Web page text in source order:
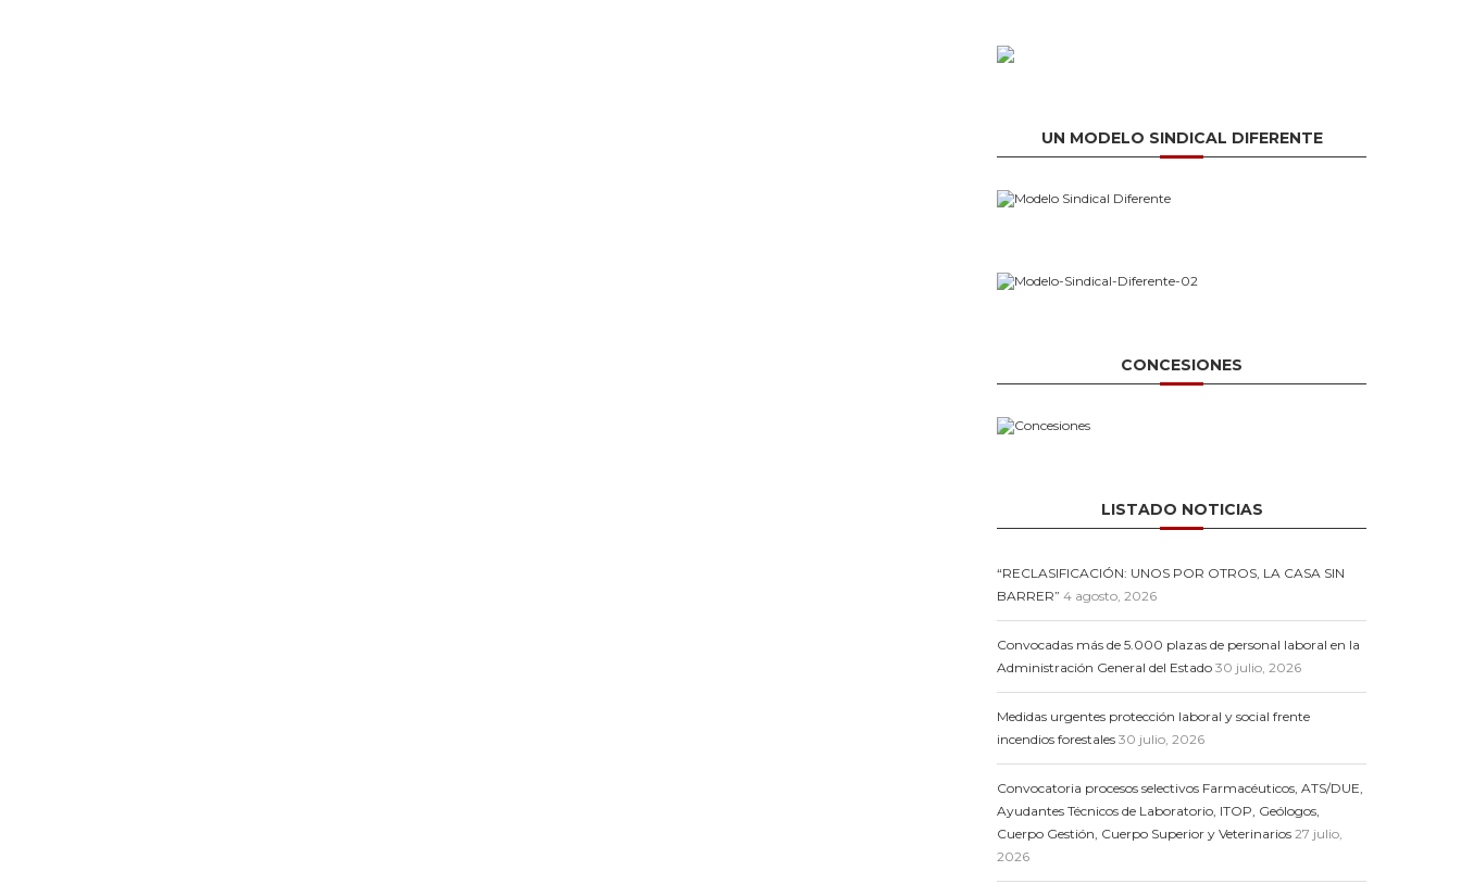
UN MODELO SINDICAL DIFERENTE
CONCESIONES
LISTADO NOTICIAS
“RECLASIFICACIÓN: UNOS POR OTROS, LA CASA SIN
BARRER” 4 agosto, 2026
Convocadas más de 5.000 plazas de personal laboral en la
Administración General del Estado 30 julio, 2026
Medidas urgentes protección laboral y social frente
incendios forestales 30 julio, 2026
Convocatoria procesos selectivos Farmacéuticos, ATS/DUE,
Ayudantes Técnicos de Laboratorio, ITOP, Geólogos,
Cuerpo Gestión, Cuerpo Superior y Veterinarios 27 julio,
2026